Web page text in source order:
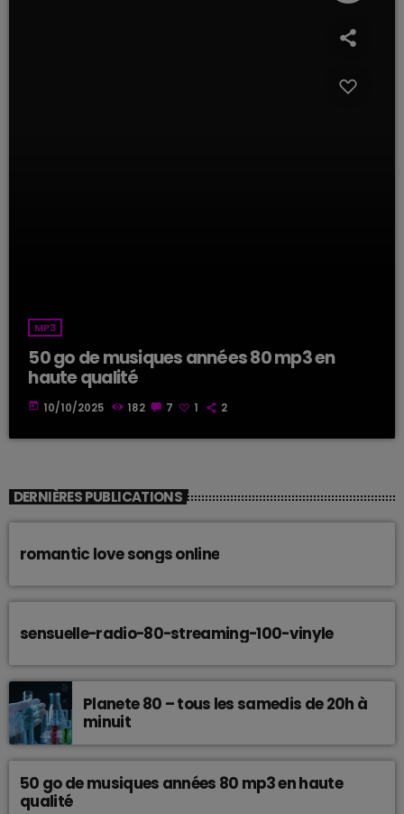
MP3
50 go de musiques années 80 mp3 en
haute qualité
today 10/10/2025 182 7 1 2
DERNIÈRES PUBLICATIONS
romantic love songs online
sensuelle-radio-80-streaming-100-vinyle
Planete 80 – tous les samedis de 20h à
minuit
50 go de musiques années 80 mp3 en haute
qualité